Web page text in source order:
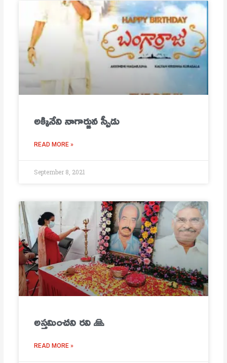
అక్కినేని నాగార్జున స్పీడు
READ MORE »
September 8, 2021
అస్తమించని రవి 🙏
READ MORE »